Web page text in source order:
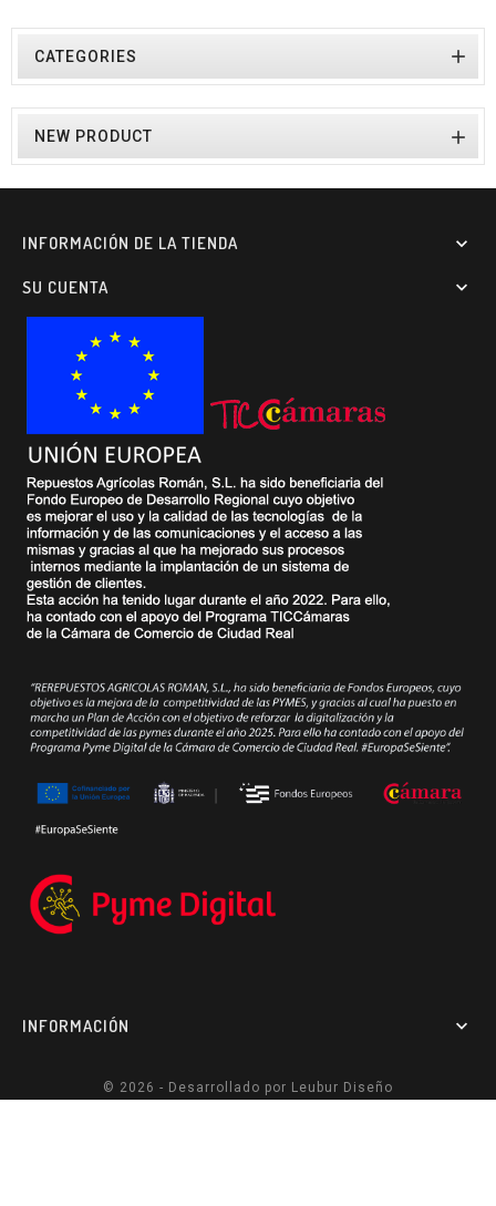
CATEGORIES 
NEW PRODUCT 
INFORMACIÓN DE LA TIENDA 
SU CUENTA 
INFORMACIÓN 
© 2026 - Desarrollado por Leubur Diseño